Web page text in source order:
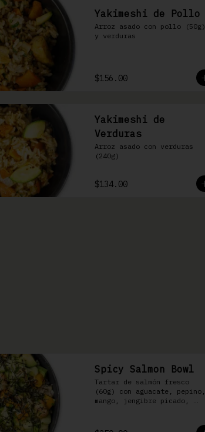
Yakimeshi de Pollo
Arroz asado con pollo (50g)
y verduras
$156.00
Yakimeshi de
Verduras
Arroz asado con verduras
(240g)
$134.00
Spicy Salmon Bowl
Tartar de salmón fresco
(60g) con aguacate, pepino,
mango, jengibre picado,
sobre arroz shari